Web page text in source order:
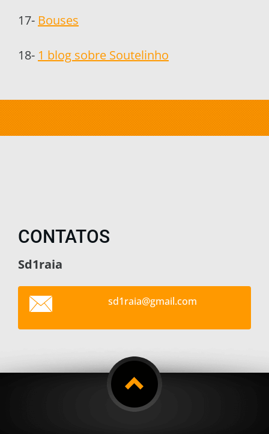
17- Bouses
18- 1 blog sobre Soutelinho
CONTATOS
Sd1raia
sd1raia@gmail.com